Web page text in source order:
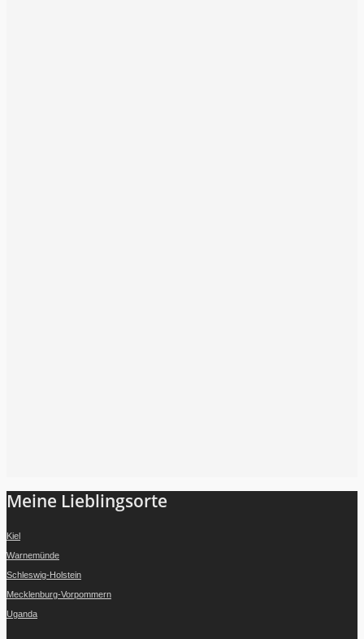
Meine Lieblingsorte
Kiel
Warnemünde
Schleswig-Holstein
Mecklenburg-Vorpommern
Uganda